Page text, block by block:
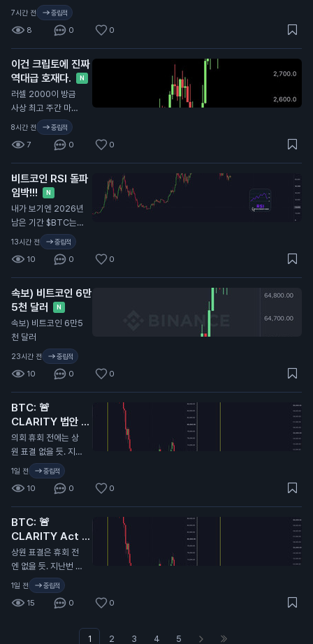
에도 비슷한 랠리가
7시간 전 중립적
8 0 0
이건 크립토에 진짜
역대급 호재다.
N
러셀 2000이 방금
사상 최고 주간 마감
가를 기록했고, 미국
증시는 시가총액이 2.
8조 달러나 늘었다. 2
017, 2021 불장 때도
러셀을 따라갔던 만
큼, ETH랑 알트코인
에 강한 호재다. 머니
로테이션이 공식적으
로 시작됐고, 곧 비트
코인과 크립토로 자금
이 유입될 거다.
8시간 전 중립적
7 0 0
비트코인 RSI 돌파
임박!!!
N
내가 보기엔 2026년
남은 기간 $BTC는
이렇게 흘러갈 듯.
13시간 전 중립적
10 0 0
속보) 비트코인 6만
5천 달러
N
속보) 비트코인 6만5
천 달러
23시간 전 중립적
10 0 0
BTC: 🚨
CLARITY 법안 또
연기...
의회 휴회 전에는 상
원 표결 없을 듯. 지난
번에 CLARITY 법안
이 미뤄졌을 때 비트
코인 9.7만 달러에서
6.4만 달러로 떡락했
었음. 무슨 말인지 감
오지...
1일 전 중립적
10 0 0
BTC: 🚨
CLARITY Act 또
연기…
상원 표결은 휴회 전
엔 없을 듯. 지난번 C
LARITY Act가 미뤄
졌을 때 비트코인이
9.7만 달러에서 6.4
1일 전 중립적
15 0 0
1 2 3 4 5